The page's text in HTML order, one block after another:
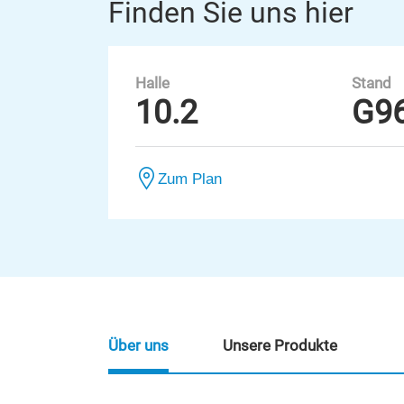
Finden Sie uns hier
Halle
10.2
Stand
Zum Plan
Über uns Unsere Produkte